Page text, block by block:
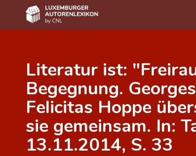
Autor(inn)en A-Z
Erweiterte Suche
Häufige Fragen und Antworten
CNL
Forschungsgruppe
Literatur ist:
Begegnung.
Felicitas Hoppe
sie gemeinsam. In:
13.11.2014, S. 33